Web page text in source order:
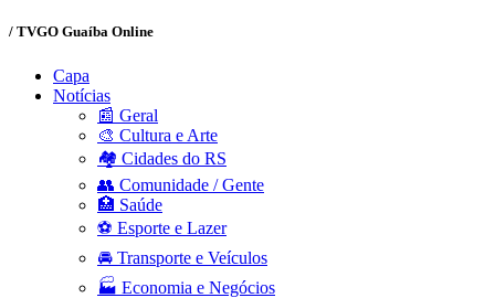
/ TVGO Guaíba Online
Capa
Notícias
📰 Geral
🎨 Cultura e Arte
🏘️ Cidades do RS
👥 Comunidade / Gente
🏥 Saúde
⚽ Esporte e Lazer
🚘 Transporte e Veículos
🏭 Economia e Negócios